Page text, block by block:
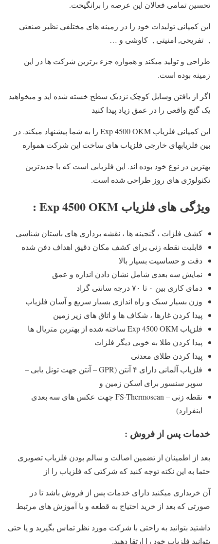
تحسین تمامی فعالان این عرصه را برانگیخت.
این کمپانی تولیدات خود را در زمینه های مختلفی نظیر صنعتی
, تفریحی, امنیتی , کاوشی و …
طراحی و تولید میکند و همواره جزء برترین شرکت ها در این
زمینه بوده است.
اگر از یافتن وسایل کوچک نزدیک سطح خسته شده اید و میخواهید
یک گنج واقعی را در عمق زیاد پیدا کنید
این کمپانی فلزیاب Exp 4500 OKM را به شما پیشنهاد میکند. در
بین فلزیابهای خارجی فلزیاب های ساخت این شرکت همواره
بهترین در نوع خود بوده اند. این فلزیابی است که با جدیدترین
تکنولوژی های روز طراحی شده است.
ویژگی های فلزیاب Exp 4500 OKM :
کشف فلزات ، گنجینه ها ، نقشه برداری های باستان شناسی
قابلیت نقطه زنی برای کشف مکان دقیق اهداف دفن شده
دقت و حساسیت بسیار بالا
نمایش سه بعدی شامل نشان دادن اندازه و عمق
دمای کاری بین ۰ تا ۷۰ درجه سانتی گراد
وزن بسیار سبک و راه اندازی بسیار سریع و آسان فلزیاب
پیدا کردن غارها ، شکاف ها و اتاق های زیر زمین
فلزیاب Exp 4500 OKM ساخته شده از بهترین متریال ها
پیدا کردن طلا به خوبی دیگر فلزات
پیدا کردن طلای معدنی
فلزیاب آلمانی دارای ۴ آنتن (GPR – آنتن جهت تونل یابی –
سوپر سنسور برای اسکن زمین و
نقطه زنی – FS-Thermoscan جهت عکس های سه بعدی
اینفرارد)
خدمات پس از فروش :
بعد از اطمینان از تضمین اصالت و سالم بودن فلزیاب تصویری
حتما به این نکته توجه کنید که شرکتی که فلزیاب را از
آن خریداری میکنید دارای خدمات پس از فروش باشد تا در
صورتی که بعد از خرید احتیاج به قطعه و یا آموزش های مرتبط
داشتید بتوانید به راحتی با شرکت مورد نظر تماس بگیرید و یا حتی
بتوانید فلزیاب خود را ارتقا دهید.